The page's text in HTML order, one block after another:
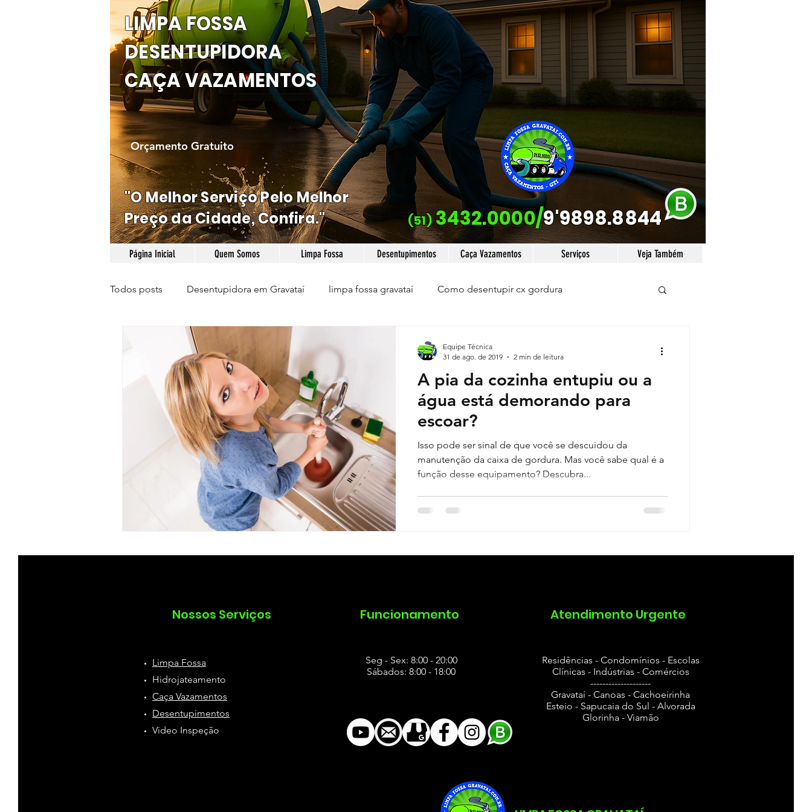
LIMPA FOSSA
DESENTUPIDORA
CAÇA VAZAMENTOS
Orçamento Gratuito
"O Melhor Serviço Pelo Melhor
Preço da Cidade, Confira."
Página Inicial Quem Somos Limpa Fossa Desentupimentos Caça Vazamentos Serviços Veja Também
Todos posts Desentupidora em Gravataí limpa fossa gravataí Como desentupir cx gordura
desentupir pia gravatai desentupir vaso sanitário
desentupimentos em caminhão limpa fossa desentupidora de esgotos desentupir em condominio
caçavazamentosemGravatai vazamentos em gravatai
conta d'água alta segunda via Corsan Corsan Cachoeirinha cano vazando
desentupiremcachoeirinha caça vazamentos Gravataí
A pia da cozinha entupiu ou a
água está demorando para
escoar?
Isso pode ser sinal de que você se descuidou da
manutenção da caixa de gordura. Mas você sabe qual é a
função desse equipamento? Descubra...
Equipe Técnica
31 de ago. de 2019
2 min de leitura
(51)3432.0000/9'9898.8844
Nossos Serviços
Limpa Fossa
Hidrojateamento
Caça Vazamentos
Desentupimentos
Video Inspeção
Funcionamento Atendimento Urgente
Seg - Sex: 8:00 - 20:00
Sábados: 8:00 - 18:00
Residências - Condomínios - Escolas
Clínicas - Indústrias - Comércios
--------------------
Gravataí - Canoas - Cachoeirinha
Esteio - Sapucaia do Sul - Alvorada
Glorinha - Viamão